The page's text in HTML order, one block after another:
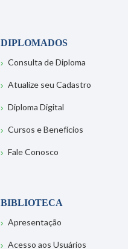
DIPLOMADOS
Consulta de Diploma
Atualize seu Cadastro
Diploma Digital
Cursos e Benefícios
Fale Conosco
BIBLIOTECA
Apresentação
Acesso aos Usuários